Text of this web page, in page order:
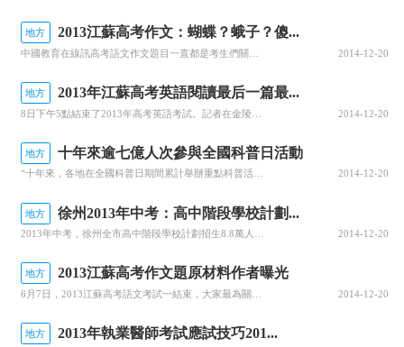
地方 2013江蘇高考作文：蝴蝶？蛾子？傻...
2014-12-20
地方 2013年江蘇高考英語閱讀最后一篇最...
2014-12-20
地方 十年來逾七億人次參與全國科普日活動
“十年來，各地在全國科普日期間累計舉辦重點科普活動達4萬多次，參與公眾逾7億人次。”在中國科協15日舉行的全國科普日十周年座談會上，全國政協副主席、中國科協主席韓啟德引用上述數字來說明，科普日活動已經得到了人民群眾的廣泛認同和積極參與。中國科協常務副主席、黨組書記、書記處第一書記申維辰主持了座談會。 2014-12-20
地方 徐州2013年中考：高中階段學校計劃...
2014-12-20
地方 2013江蘇高考作文題原材料作者曝光
2014-12-20
地方 2013年執業醫師考試應試技巧201...